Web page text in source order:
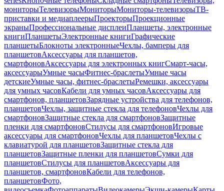
мониторыТелевизорыМониторыМониторы-телевизорыТВ-
приставки и медиаплеерыПроекторыПроекционные
экраныПрофессиональные дисплеиПланшеты, электронные
книгиПланшетыЭлектронные книгиГрафические
планшетыБлокноты электронныеЧехлы, бамперы для
планшетовАксессуары для планшетов,
смартфоновАксессуары для электронных книгСмарт-часы,
аксессуарыУмные часыФитнес-браслетыУмные часы
детскиеУмные часы, фитнес-браслетыРемешки, аксессуары
для умных часовКабели для умных часовАксессуары для
смартфонов, планшетовЗарядные устройства для телефонов,
планшетовЧехлы, защитные стекла для телефоновЧехлы для
смартфоновЗащитные стекла для смартфоновЗащитные
пленки для смартфоновСтилусы для смартфоновИгровые
аксессуары для смартфоновЧехлы для планшетовЧехлы с
клавиатурой для планшетовЗащитные стекла для
планшетовЗащитные пленки для планшетовСумки для
планшетовСтилусы для планшетовАксессуары для
планшетов, смартфоновКабели для телефонов,
планшетовФото,